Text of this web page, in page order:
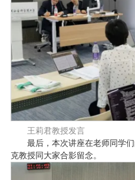
王莉君教授发言
最后，本次讲座在老师同学
克教授同大家合影留念。